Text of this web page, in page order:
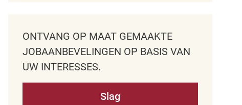
ONTVANG OP MAAT GEMAAKTE
JOBAANBEVELINGEN OP BASIS VAN
UW INTERESSES.
Slag